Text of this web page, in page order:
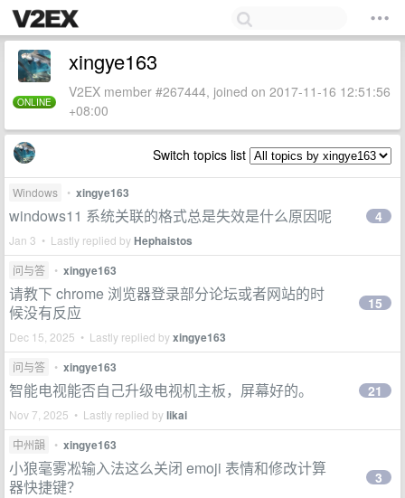
ONLINE
xingye163
V2EX member #267444, joined on 2017-11-16 12:51:56
+08:00
Switch topics list
Windows • xingye163
windows11 系统关联的格式总是失效是什么原因呢
Jan 3 • Lastly replied byHephaistos
4
问与答 • xingye163
请教下 chrome 浏览器登录部分论坛或者网站的时
候没有反应
Dec 15, 2025 • Lastly replied byxingye163
15
问与答 • xingye163
智能电视能否自己升级电视机主板，屏幕好的。
Nov 7, 2025 • Lastly replied bylikai
21
中州韻 • xingye163
小狼毫雾凇输入法这么关闭 emoji 表情和修改计算
器快捷键？
3